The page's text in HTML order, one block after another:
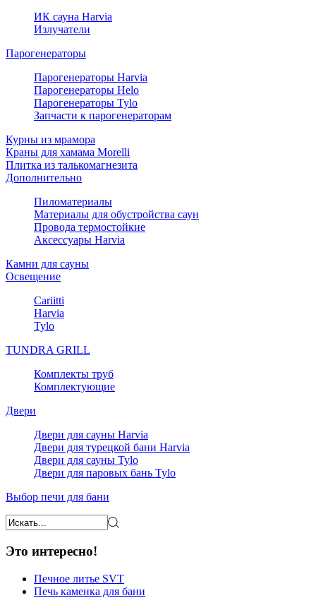
ИК сауна Harvia
Излучатели
Парогенераторы
Парогенераторы Harvia
Парогенераторы Helo
Парогенераторы Tylo
Запчасти к парогенераторам
Курны из мрамора
Краны для хамама Morelli
Плитка из талькомагнезита
Дополнительно
Пиломатериалы
Материалы для обустройства саун
Провода термостойкие
Аксессуары Harvia
Камни для сауны
Освещение
Cariitti
Harvia
Tylo
TUNDRA GRILL
Комплекты труб
Комплектующие
Двери
Двери для сауны Harvia
Двери для турецкой бани Harvia
Двери для сауны Tylo
Двери для паровых бань Tylo
Выбор печи для бани
Это интересно!
Печное литье SVT
Печь каменка для бани